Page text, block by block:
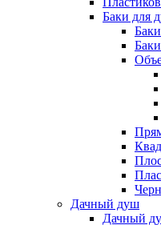
Баки для
Дачный душ
Дачный